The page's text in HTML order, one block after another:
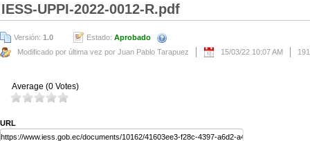
IESS-UPPI-2022-0012-R.pdf
Versión: 1.0 Estado: Aprobado
Modificado por última vez por Juan Pablo Tarapuez
15/03/22 10:07 AM
Average (0 Votes)
URL